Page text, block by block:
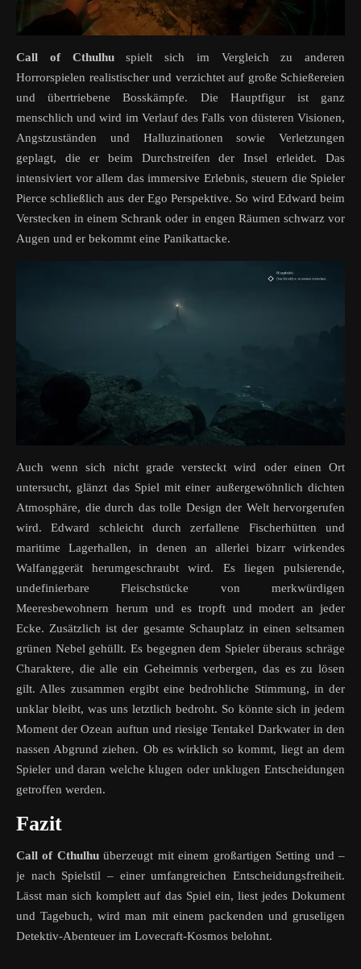
Call of Cthulhuspielt sich im Vergleich zu anderen
Horrorspielen realistischer und verzichtet auf große Schießereien
und übertriebene Bosskämpfe. Die Hauptfigur ist ganz
menschlich und wird im Verlauf des Falls von düsteren Visionen,
Angstzuständen und Halluzinationen sowie Verletzungen
geplagt, die er beim Durchstreifen der Insel erleidet. Das
intensiviert vor allem das immersive Erlebnis, steuern die Spieler
Pierce schließlich aus der Ego Perspektive. So wird Edward beim
Verstecken in einem Schrank oder in engen Räumen schwarz vor
Augen und er bekommt eine Panikattacke.
Auch wenn sich nicht grade versteckt wird oder einen Ort
untersucht, glänzt das Spiel mit einer außergewöhnlich dichten
Atmosphäre, die durch das tolle Design der Welt hervorgerufen
wird. Edward schleicht durch zerfallene Fischerhütten und
maritime Lagerhallen, in denen an allerlei bizarr wirkendes
Walfanggerät herumgeschraubt wird. Es liegen pulsierende,
undefinierbare Fleischstücke von merkwürdigen
Meeresbewohnern herum und es tropft und modert an jeder
Ecke. Zusätzlich ist der gesamte Schauplatz in einen seltsamen
grünen Nebel gehüllt. Es begegnen dem Spieler überaus schräge
Charaktere, die alle ein Geheimnis verbergen, das es zu lösen
gilt. Alles zusammen ergibt eine bedrohliche Stimmung, in der
unklar bleibt, was uns letztlich bedroht. So könnte sich in jedem
Moment der Ozean auftun und riesige Tentakel Darkwater in den
nassen Abgrund ziehen. Ob es wirklich so kommt, liegt an dem
Spieler und daran welche klugen oder unklugen Entscheidungen
getroffen werden.
Fazit
Call of Cthulhuüberzeugt mit einem großartigen Setting und –
je nach Spielstil – einer umfangreichen Entscheidungsfreiheit.
Lässt man sich komplett auf das Spiel ein, liest jedes Dokument
und Tagebuch, wird man mit einem packenden und gruseligen
Detektiv-Abenteuer im Lovecraft-Kosmos belohnt.